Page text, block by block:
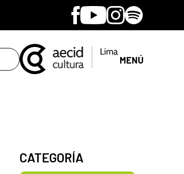
Facebook
YoutubeInstagram
Spotify
MENÚ
CATEGORÍA